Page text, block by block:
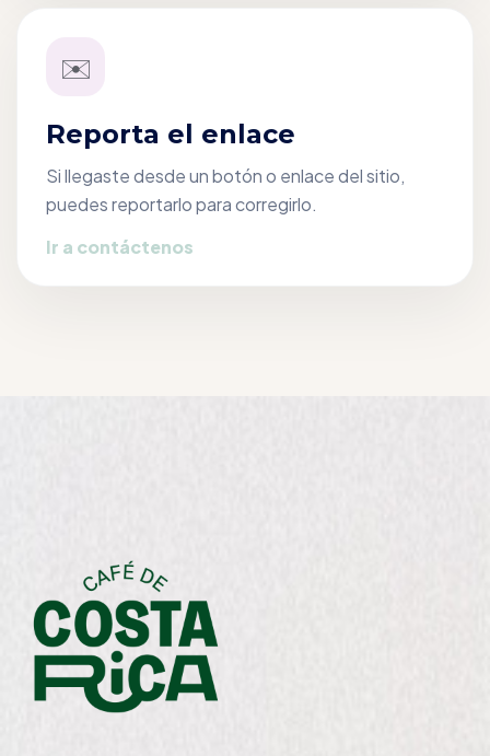
✉️
Reporta el enlace
Si llegaste desde un botón o enlace del sitio,
puedes reportarlo para corregirlo.
Ir a contáctenos